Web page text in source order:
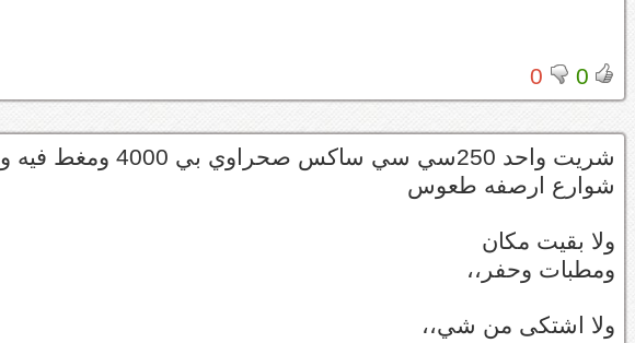
0
0
شريت واحد 250سي سي ساكس صحراوي بي 4000 ومغط فيه وهجولت كل مكان
شوارع ارصفه طعوس
ولا بقيت مكان
ومطبات وحفر،،
ولا اشتكى من شي،،